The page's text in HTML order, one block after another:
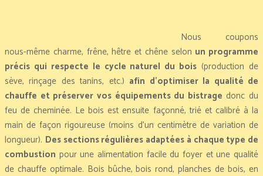
Nous coupons
nous-même charme, frêne, hêtre et chêne selon un programme
précis qui respecte le cycle naturel du bois (production de
sève, rinçage des tanins, etc.) afin d’optimiser la qualité de
chauffe et préserver vos équipements du bistrage donc du
feu de cheminée. Le bois est ensuite façonné, trié et calibré à la
main de façon rigoureuse (moins d’un centimètre de variation de
longueur). Des sections régulières adaptées à chaque type de
combustion pour une alimentation facile du foyer et une qualité
de chauffe optimale. Bois bûche, bois rond, planches de bois, en